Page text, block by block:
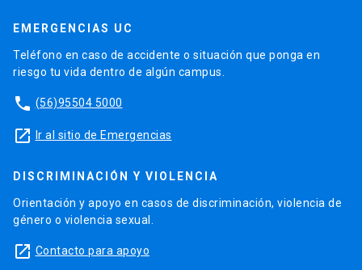
EMERGENCIAS UC
Teléfono en caso de accidente o situación que ponga en
riesgo tu vida dentro de algún campus.
phone (56)95504 5000
launch Ir al sitio de Emergencias
DISCRIMINACIÓN Y VIOLENCIA
Orientación y apoyo en casos de discriminación, violencia de
género o violencia sexual.
launch Contacto para apoyo